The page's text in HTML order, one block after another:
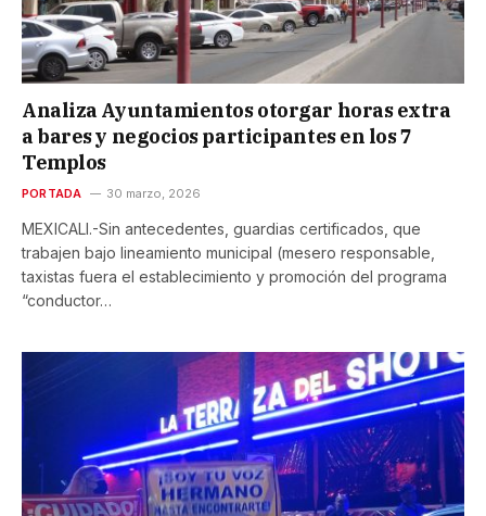
Analiza Ayuntamientos otorgar horas extra
a bares y negocios participantes en los 7
Templos
PORTADA 30 marzo, 2026
MEXICALI.-Sin antecedentes, guardias certificados, que
trabajen bajo lineamiento municipal (mesero responsable,
taxistas fuera el establecimiento y promoción del programa
“conductor…